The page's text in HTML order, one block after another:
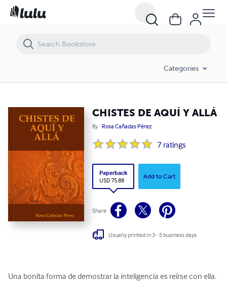
Categories
CHISTES DE AQUÍ Y ALLÁ
By Rosa Cañadas Pérez
7 ratings
Paperback
USD 75.88
Add to Cart
Share
Usually printed in 3 - 5 business days
Una bonita forma de demostrar la inteligencia es reírse con ella.
CHISTES DE AQUÍ Y ALLÁ